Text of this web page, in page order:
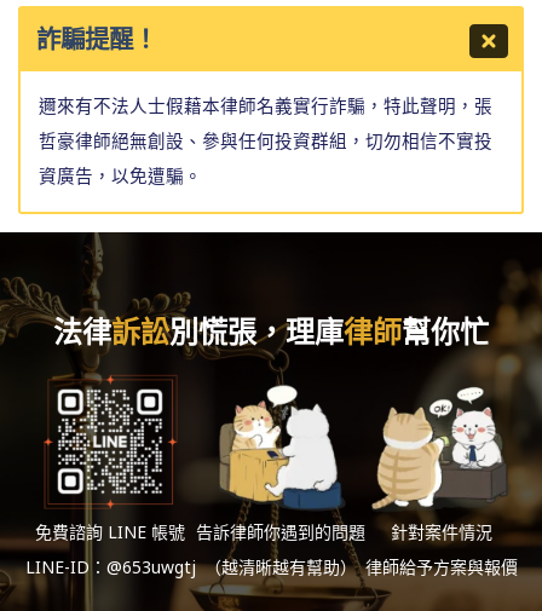
詐騙提醒！
邇來有不法人士假藉本律師名義實行詐騙，特此聲明，張
哲豪律師絕無創設、參與任何投資群組，切勿相信不實投
資廣告，以免遭騙。
法律訴訟別慌張，理庫律師幫你忙
免費諮詢 LINE 帳號
LINE-ID：@653uwgtj
告訴律師你遇到的問題
（越清晰越有幫助）
針對案件情況
律師給予方案與報價